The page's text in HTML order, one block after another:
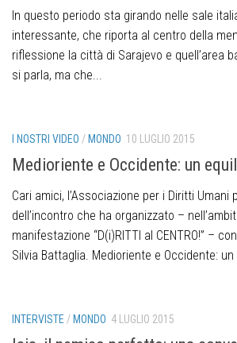
In questo periodo sta girando nelle sale
interessante, che riporta al centro della
riflessione la città di Sarajevo e quell’area
si parla, ma che...
I NOSTRI VIDEO /MONDO 10 LUGLIO 2015
Medioriente e Occidente: un
Cari amici, l’Associazione per i Diritti Umani
dell’incontro che ha organizzato –
manifestazione “D(i)RITTI al CENTRO!” –
Silvia Battaglia. Medioriente e Occidente: un
INTERVISTE / MONDO 4 LUGLIO 2015